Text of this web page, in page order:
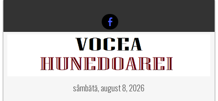
sâmbătă, august 8, 2026